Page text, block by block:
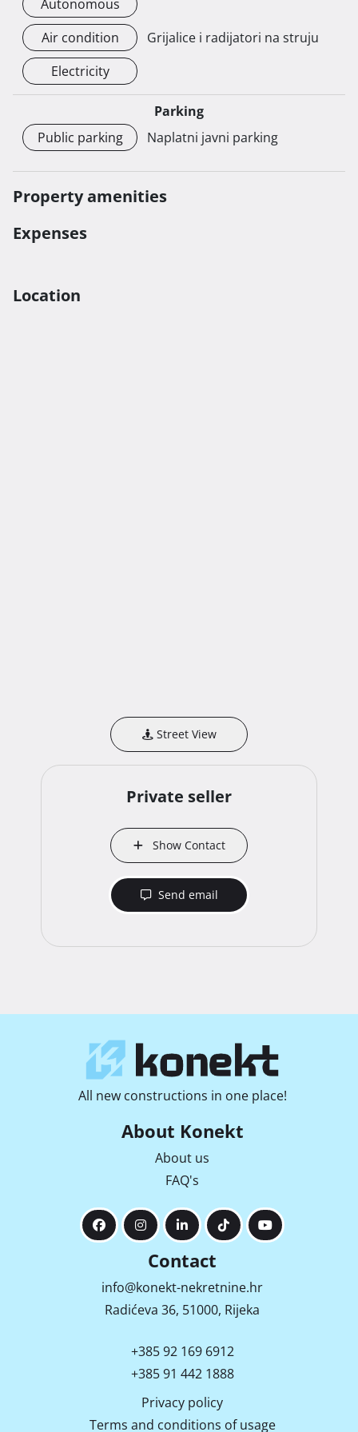
sportske dvorane čini ovu nekretninu privlačnom za
turističke najmove i za one koji žele živjeti u blizini svih
potrebnih sadržaja.
Povlaštena karta za gradski parking: Imati povlaštenu
kartu za parkiranje može biti značajna pogodnost za
stanare zbog malih troškova.
Pristupačnost za osobe s poteškoćama u kretanju:
Naglašeno je da veći dio stana može biti pristupačan
osobama s poteškoćama u kretanju, što dodaje
dodatnu vrijednost nekretnini jer je prilagodljiva
različitim potrebama kupaca.
bi mogli privući različite kupce, od investitora koji traže
Autonomous
Air condition
Electricity
Grijalice i radijatori na struju
Parking
Public parking
Naplatni javni parking
Property amenities
Expenses
Location
Street View
Private seller
Show Contact
Send email
All new constructions in one place!
About Konekt
About us
FAQ's
Contact
info@konekt-nekretnine.hr
Radićeva 36, 51000, Rijeka
+385 92 169 6912
+385 91 442 1888
Privacy policy
Terms and conditions of usage